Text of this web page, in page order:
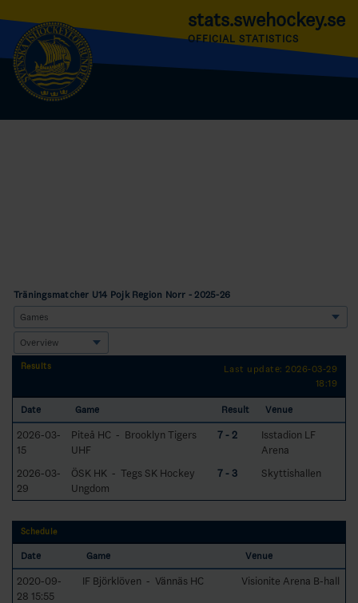
stats.swehockey.se
OFFICIAL STATISTICS
Träningsmatcher U14 Pojk Region Norr - 2025-26
Results
Last update: 2026-03-29
18:19
Date Game Result Venue
2026-03-
15
Piteå HC - Brooklyn Tigers
UHF
7 - 2
Isstadion LF
Arena
2026-03-
29
ÖSK HK - Tegs SK Hockey
Ungdom
7 - 3 Skyttishallen
Schedule
Date Game Venue
2020-09-
28 15:55
IF Björklöven - Vännäs HC Visionite Arena B-hall